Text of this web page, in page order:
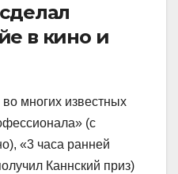
в кино и
многих известных
(с
«3 часа ранней
Каннский приз)